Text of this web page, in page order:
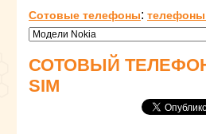
Сотовые телефоны:
СОТОВЫЙ ТЕЛЕФОН
SIM